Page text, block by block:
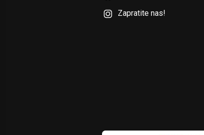
Zapratite nas!